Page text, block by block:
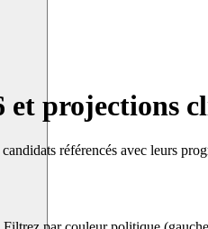
projections
référencés avec leurs